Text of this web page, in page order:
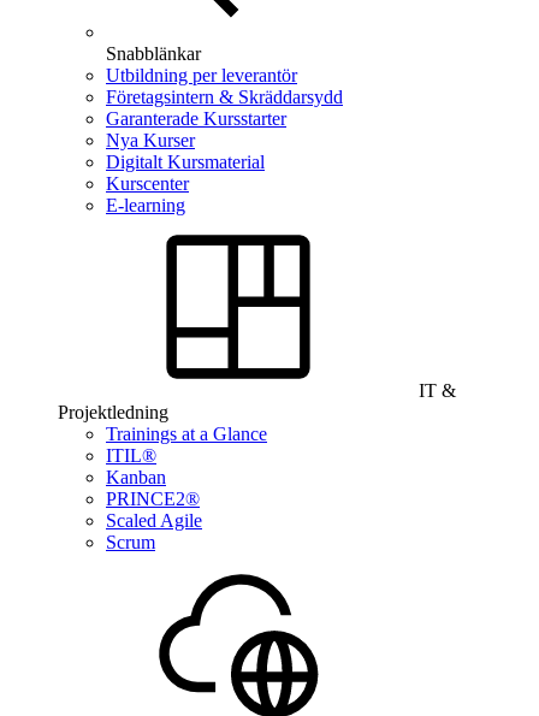
Snabblänkar
Utbildning per leverantör
Företagsintern & Skräddarsydd
Garanterade Kursstarter
Nya Kurser
Digitalt Kursmaterial
Kurscenter
E-learning
IT &
Projektledning
Trainings at a Glance
ITIL®
Kanban
PRINCE2®
Scaled Agile
Scrum